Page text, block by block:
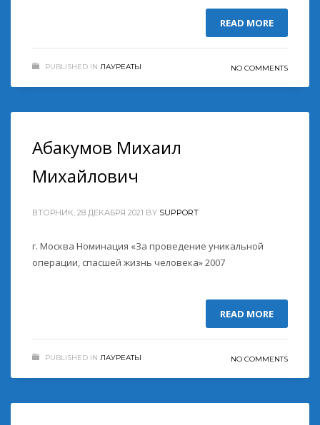
READ MORE
PUBLISHED IN ЛАУРЕАТЫ NO COMMENTS
Абакумов Михаил
Михайлович
ВТОРНИК, 28 ДЕКАБРЯ 2021 BY SUPPORT
г. Москва Номинация «За проведение уникальной
операции, спасшей жизнь человека» 2007
READ MORE
PUBLISHED IN ЛАУРЕАТЫ NO COMMENTS